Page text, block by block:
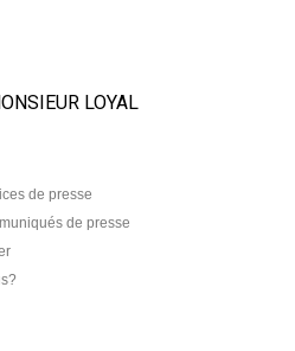
LOYAL
de presse
de presse